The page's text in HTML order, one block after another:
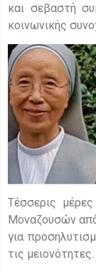
και σεβαστή
κοινωνικής
Τέσσερις
Μοναζουσών
για
τις μειονότητες.